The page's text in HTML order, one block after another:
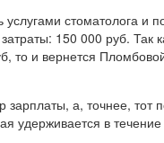
стоматолога и
150 000 руб. Так
то и вернется
а, точнее, тот
удерживается в течение